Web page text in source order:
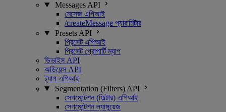
Messages API
মেসেজ এপিআই
/createMessage প্যারামিটার
Presets API
প্রিসেট এপিআই
প্রিসেট প্রোপার্টি ম্যাপ
ডিভাইস API
অডিয়েন্স API
ট্যাগ এপিআই
Segmentation (Filters) API
সেগমেন্টেশন (ফিল্টার) এপিআই
সেগমেন্টেশন ল্যাঙ্গুয়েজ